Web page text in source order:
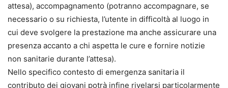
attesa), accompagnamento (potranno accompagnare, se
necessario o su richiesta, l’utente in difficoltà al luogo in
cui deve svolgere la prestazione ma anche assicurare una
presenza accanto a chi aspetta le cure e fornire notizie
non sanitarie durante l’attesa).
Nello specifico contesto di emergenza sanitaria il
contributo dei giovani potrà infine rivelarsi particolarmente